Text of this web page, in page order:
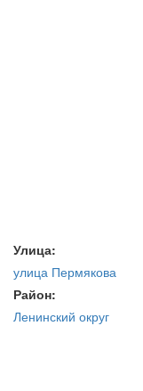
Улица:
улица Пермякова
Район:
Ленинский округ